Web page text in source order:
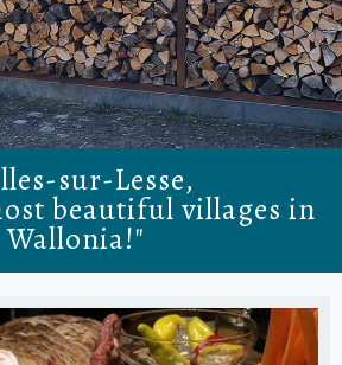
sur-Lesse,
beautiful villages in
Wallonia!"